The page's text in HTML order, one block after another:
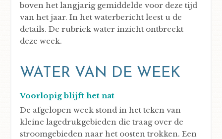
boven het langjarig gemiddelde voor deze tijd
van het jaar. In het waterbericht leest u de
details. De rubriek water inzicht ontbreekt
deze week.
WATER VAN DE WEEK
Voorlopig blijft het nat
De afgelopen week stond in het teken van
kleine lagedrukgebieden die traag over de
stroomgebieden naar het oosten trokken. Een